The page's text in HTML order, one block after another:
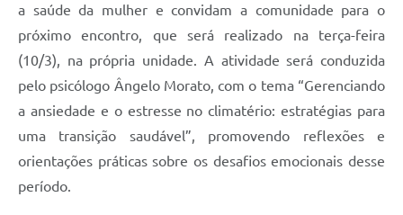
a saúde da mulher e convidam a comunidade para o
próximo encontro, que será realizado na terça-feira
(10/3), na própria unidade. A atividade será conduzida
pelo psicólogo Ângelo Morato, com o tema “Gerenciando
a ansiedade e o estresse no climatério: estratégias para
uma transição saudável”, promovendo reflexões e
orientações práticas sobre os desafios emocionais desse
período.